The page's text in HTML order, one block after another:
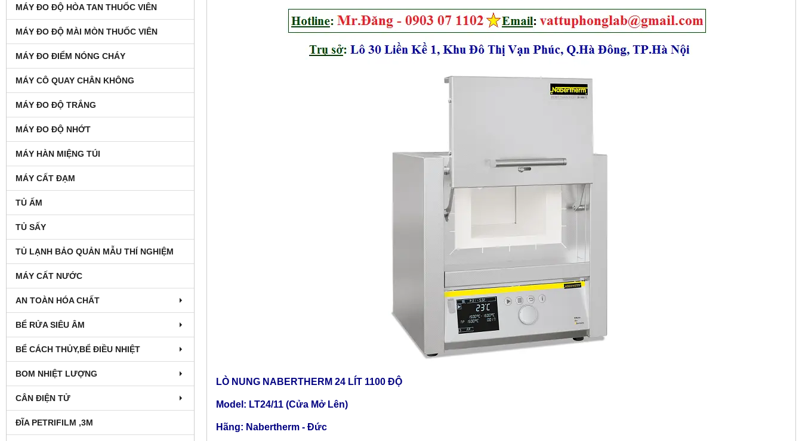
MÁY ĐO ĐỘ HÒA TAN THUỐC VIÊN
MÁY ĐO ĐỘ MÀI MÒN THUỐC VIÊN
MÁY ĐO ĐIỂM NÓNG CHÁY
MÁY CÔ QUAY CHÂN KHÔNG
MÁY ĐO ĐỘ TRẮNG
MÁY ĐO ĐỘ NHỚT
MÁY HÀN MIỆNG TÚI
MÁY CẤT ĐẠM
TỦ ẤM
TỦ SẤY
TỦ LẠNH BẢO QUẢN MẪU THÍ NGHIỆM
MÁY CẤT NƯỚC
AN TOÀN HÓA CHẤT
BỂ RỬA SIÊU ÂM
BỂ CÁCH THỦY,BỂ ĐIỀU NHIỆT
BOM NHIỆT LƯỢNG
CÂN ĐIỆN TỬ
ĐĨA PETRIFILM ,3M
LÒ NUNG NABERTHERM 24 LÍT 1100 ĐỘ
Model: LT24/11 (Cửa Mở Lên)
Hãng: Nabertherm - Đức